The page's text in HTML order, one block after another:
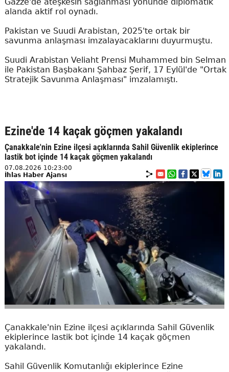
alanda aktif rol oynadı.
Pakistan ve Suudi Arabistan, 2025'te ortak bir
savunma anlaşması imzalayacaklarını duyurmuştu.
Suudi Arabistan Veliaht Prensi Muhammed bin Selman
ile Pakistan Başbakanı Şahbaz Şerif, 17 Eylül'de "Ortak
Stratejik Savunma Anlaşması" imzalamıştı.
Ezine'de 14 kaçak göçmen yakalandı
Çanakkale'nin Ezine ilçesi açıklarında Sahil Güvenlik ekiplerince
lastik bot içinde 14 kaçak göçmen yakalandı
07.08.2026 10:23:00
İhlas Haber Ajansı
Çanakkale'nin Ezine ilçesi açıklarında Sahil Güvenlik
ekiplerince lastik bot içinde 14 kaçak göçmen
yakalandı.
Sahil Güvenlik Komutanlığı ekiplerince Ezine